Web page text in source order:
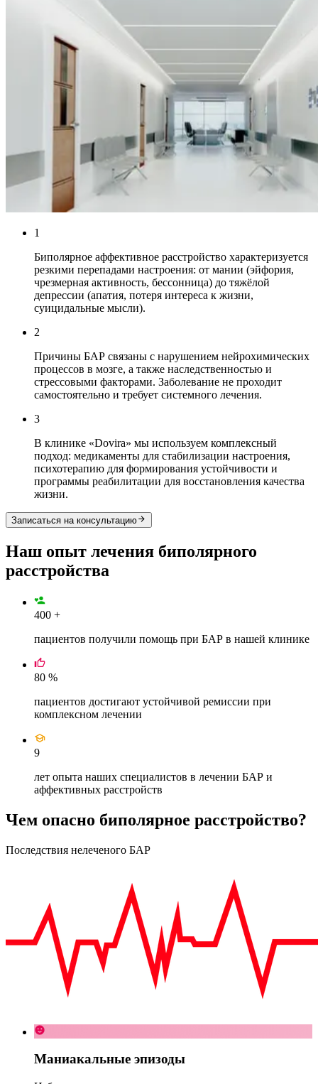
1
Биполярное аффективное расстройство характеризуется
резкими перепадами настроения: от мании (эйфория,
чрезмерная активность, бессонница) до тяжёлой
депрессии (апатия, потеря интереса к жизни,
суицидальные мысли).
2
Причины БАР связаны с нарушением нейрохимических
процессов в мозге, а также наследственностью и
стрессовыми факторами. Заболевание не проходит
самостоятельно и требует системного лечения.
3
В клинике «Dovira» мы используем комплексный
подход: медикаменты для стабилизации настроения,
психотерапию для формирования устойчивости и
программы реабилитации для восстановления качества
жизни.
Записаться на консультацию
Наш опыт лечения биполярного
расстройства
400 +
пациентов получили помощь при БАР в нашей клинике
80 %
пациентов достигают устойчивой ремиссии при
комплексном лечении
9
лет опыта наших специалистов в лечении БАР и
аффективных расстройств
Чем опасно биполярное расстройство?
Последствия нелеченого БАР
Маниакальные эпизоды